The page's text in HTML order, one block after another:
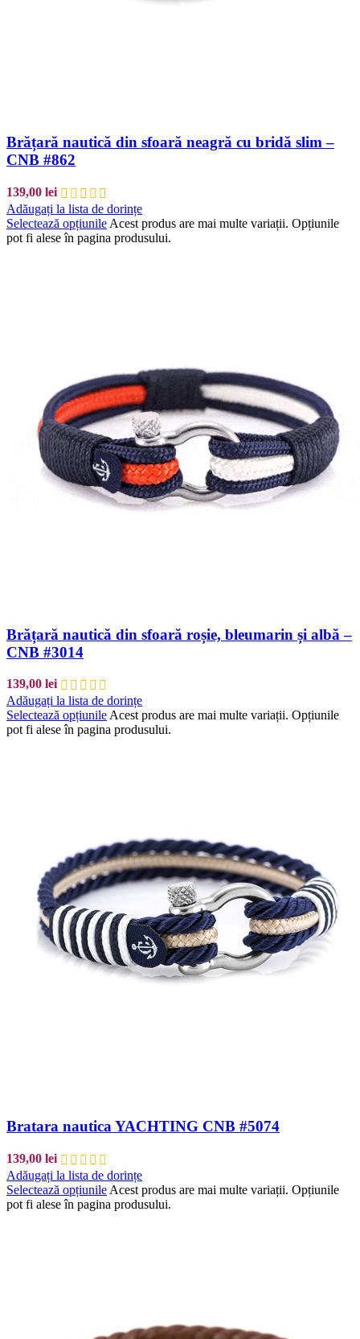
Brățară nautică din sfoară neagră cu bridă slim –
CNB #862
139,00 lei
Adăugați la lista de dorințe
Selectează opțiunile Acest produs are mai multe variații. Opțiunile
pot fi alese în pagina produsului.
Brățară nautică din sfoară roșie, bleumarin și albă –
CNB #3014
139,00 lei
Adăugați la lista de dorințe
Selectează opțiunile Acest produs are mai multe variații. Opțiunile
pot fi alese în pagina produsului.
Bratara nautica YACHTING CNB #5074
139,00 lei
Adăugați la lista de dorințe
Selectează opțiunile Acest produs are mai multe variații. Opțiunile
pot fi alese în pagina produsului.